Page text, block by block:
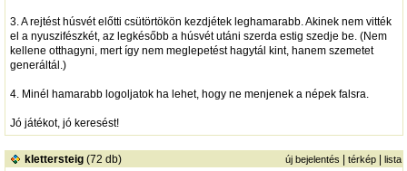
3. A rejtést húsvét előtti csütörtökön kezdjétek leghamarabb. Akinek nem vitték
el a nyuszifészkét, az legkésőbb a húsvét utáni szerda estig szedje be. (Nem
kellene otthagyni, mert így nem meglepetést hagytál kint, hanem szemetet
generáltál.)
4. Minél hamarabb logoljatok ha lehet, hogy ne menjenek a népek falsra.
Jó játékot, jó keresést!
klettersteig(72 db) új bejelentés | térkép| lista